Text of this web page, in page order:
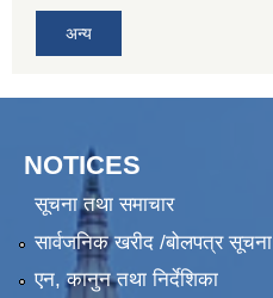
अन्य
NOTICES
सूचना तथा समाचार
सार्वजनिक खरीद /बोलपत्र सूचना
एन, कानुन तथा निर्देशिका